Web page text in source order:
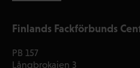
Finlands Fackförbunds
PB 157
Långbrokajen 3